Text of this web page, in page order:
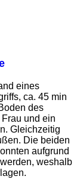
eines
ca. 45 min
des
und ein
Gleichzeitig
Die beiden
aufgrund
weshalb